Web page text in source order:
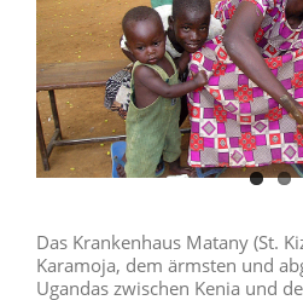
Das Krankenhaus Matany (St.
Karamoja, dem ärmsten und
Ugandas zwischen Kenia und